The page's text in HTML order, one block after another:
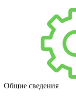
Общие сведения